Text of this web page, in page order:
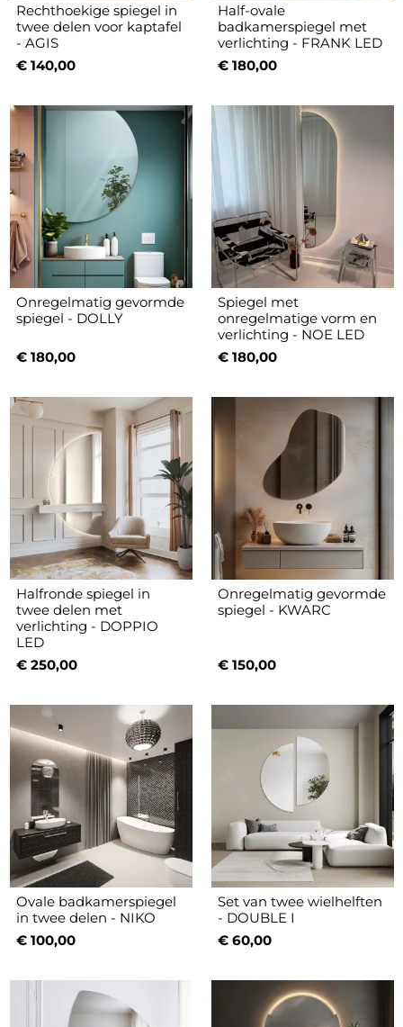
Rechthoekige spiegel in
twee delen voor kaptafel
- AGIS
€ 140,00
Half-ovale
badkamerspiegel met
verlichting - FRANK LED
€ 180,00
Onregelmatig gevormde
spiegel - DOLLY
€ 180,00
Spiegel met
onregelmatige vorm en
verlichting - NOE LED
€ 180,00
Halfronde spiegel in
twee delen met
verlichting - DOPPIO
LED
€ 250,00
Onregelmatig gevormde
spiegel - KWARC
€ 150,00
Ovale badkamerspiegel
in twee delen - NIKO
€ 100,00
Set van twee wielhelften
- DOUBLE I
€ 60,00